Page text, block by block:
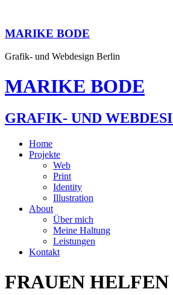
MARIKE BODE
Grafik- und Webdesign Berlin
MARIKE BODE
GRAFIK- UND
Home
Projekte
Web
Print
Identity
Illustration
About
Über mich
Meine Haltung
Leistungen
Kontakt
FRAUEN HELFEN